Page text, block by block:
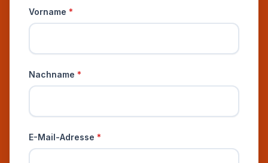
Vorname *
Nachname *
E-Mail-Adresse *